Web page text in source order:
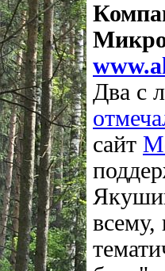
Два с
сайт
всему,